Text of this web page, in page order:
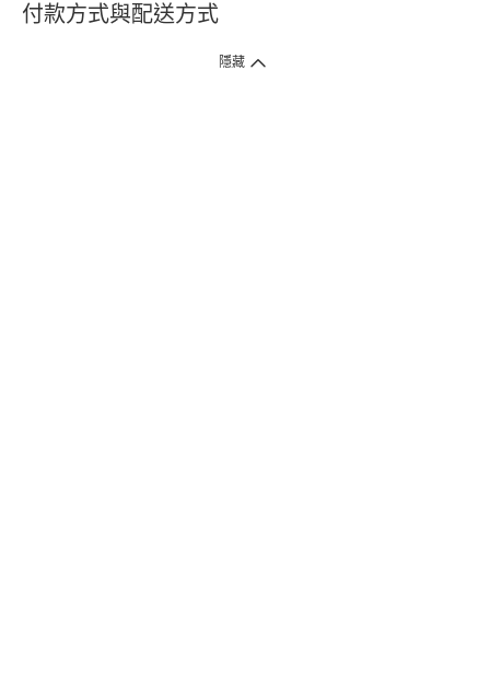
付款方式與配送方式
隱藏